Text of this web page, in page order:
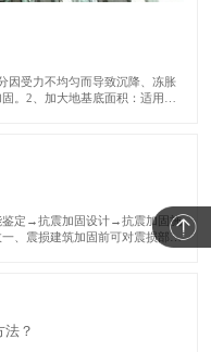
因受力不均匀而导致沉降、冻胀
。2、加大地基底面积：适用于
鉴定→抗震加固设计→抗震加固施
、震损建筑加固前可对震损部
？